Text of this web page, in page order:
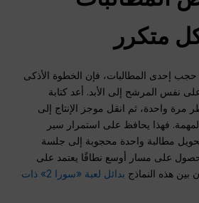
متكرر
«سورا 2» في حجب إحدى المطالبات، فإن الخطوة الأذكى
نفس المرشح إلى الأبد. أعد كتابة
مرة واحدة، ثم انقل موجز الإنتاج إلى
فهذا يحافظ على استمرار سير
مطالبة واحدة محجوبة إلى جلسة
على مسار أوسع نطاقًا يعتمد على
بين هذه النماذج
بدائل لعبة «سورا 2» ذات